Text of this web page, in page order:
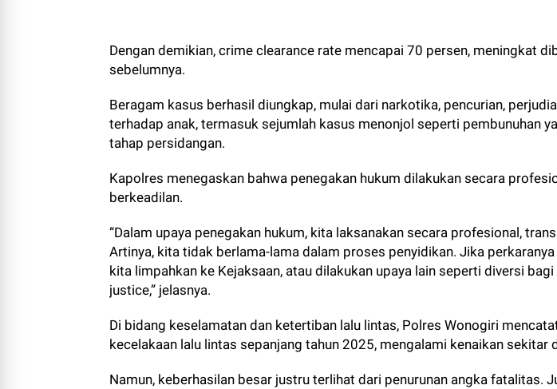
Dengan demikian, crime clearance rate mencapai 70 persen, meningkat
sebelumnya.
Beragam kasus berhasil diungkap, mulai dari narkotika, pencurian,
terhadap anak, termasuk sejumlah kasus menonjol seperti pembunuhan
tahap persidangan.
Kapolres menegaskan bahwa penegakan hukum dilakukan secara
berkeadilan.
“Dalam upaya penegakan hukum, kita laksanakan secara profesional,
Artinya, kita tidak berlama-lama dalam proses penyidikan. Jika
kita limpahkan ke Kejaksaan, atau dilakukan upaya lain seperti diversi
justice,” jelasnya.
Di bidang keselamatan dan ketertiban lalu lintas, Polres Wonogiri
kecelakaan lalu lintas sepanjang tahun 2025, mengalami kenaikan sekitar
Namun, keberhasilan besar justru terlihat dari penurunan angka fatalitas.